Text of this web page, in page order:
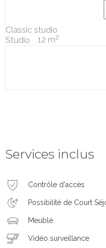
Classic studio
Studio
12 m2
Services inclus
Contrôle d'accès
Possibilité de Court
Meublé
Vidéo surveillance